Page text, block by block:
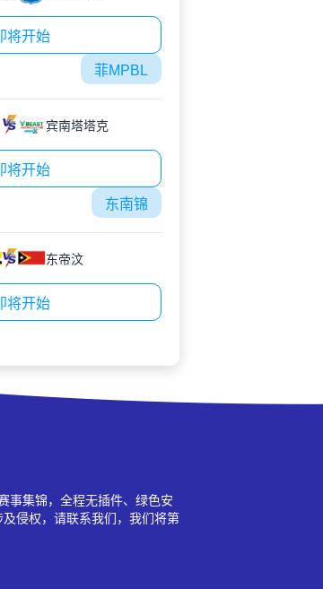
将开始
菲MPBL
宾南塔塔克
将开始
东南锦
东帝汶
将开始
事集锦，全程无插件、绿色安
侵权，请联系我们，我们将第